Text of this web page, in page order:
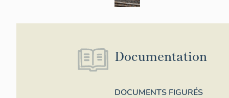
Documentation
DOCUMENTS FIGURÉS